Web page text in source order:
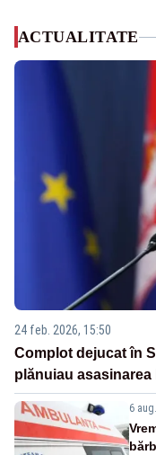
ACTUALITATE
24 feb. 2026, 15:50
Complot dejucat în
plănuiau asasinarea
6